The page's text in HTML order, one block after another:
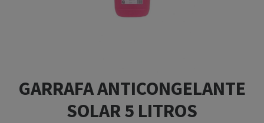
GARRAFA ANTICONGELANTE
SOLAR 5 LITROS